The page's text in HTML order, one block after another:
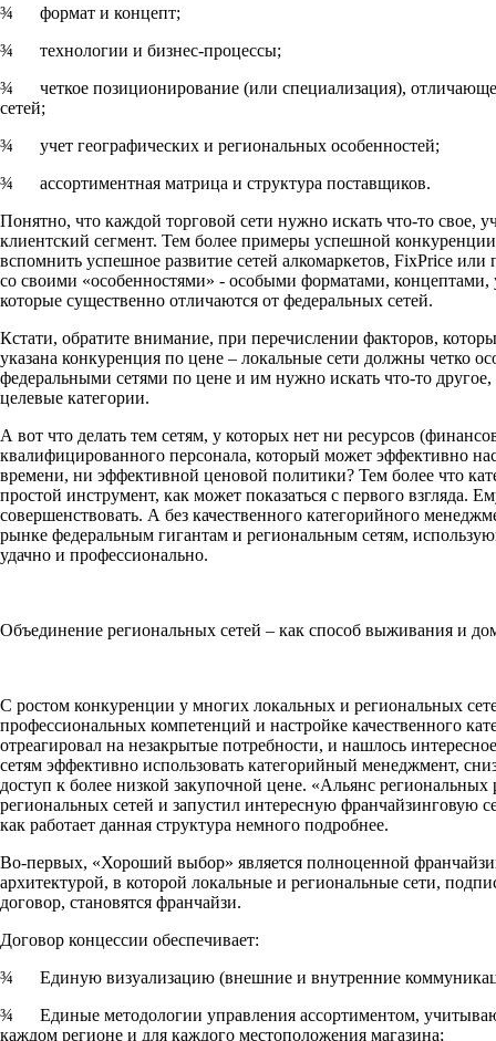
¾ формат и концепт;
¾ технологии и бизнес-процессы;
¾ четкое позиционирование (или специализация),
сетей;
¾ учет географических и региональных особенностей;
¾ ассортиментная матрица и структура поставщиков.
Понятно, что каждой торговой сети нужно искать что-то свое,
клиентский сегмент. Тем более примеры успешной
вспомнить успешное развитие сетей алкомаркетов, FixPrice
со своими «особенностями» - особыми форматами,
которые существенно отличаются от федеральных сетей.
Кстати, обратите внимание, при перечислении факторов,
указана конкуренция по цене – локальные сети должны четко
федеральными сетями по цене и им нужно искать что-то
целевые категории.
А вот что делать тем сетям, у которых нет ни ресурсов
квалифицированного персонала, который может эффективно
времени, ни эффективной ценовой политики? Тем более что
простой инструмент, как может показаться с первого взгляда.
совершенствовать. А без качественного категорийного
рынке федеральным гигантам и региональным сетям,
удачно и профессионально.
Объединение региональных сетей – как способ выживания и
С ростом конкуренции у многих локальных и региональных
профессиональных компетенций и настройке качественного
отреагировал на незакрытые потребности, и нашлось
сетям эффективно использовать категорийный менеджмент,
доступ к более низкой закупочной цене. «Альянс региональных
региональных сетей и запустил интересную франчайзинговую
как работает данная структура немного подробнее.
Во-первых, «Хороший выбор» является полноценной
архитектурой, в которой локальные и региональные сети,
договор, становятся франчайзи.
Договор концессии обеспечивает:
¾ Единую визуализацию (внешние и внутренние
¾ Единые методологии управления ассортиментом,
каждом регионе и для каждого местоположения магазина;